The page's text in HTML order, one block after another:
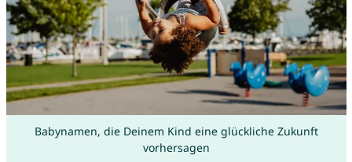
Babynamen, die Deinem Kind eine glückliche Zukunft
vorhersagen